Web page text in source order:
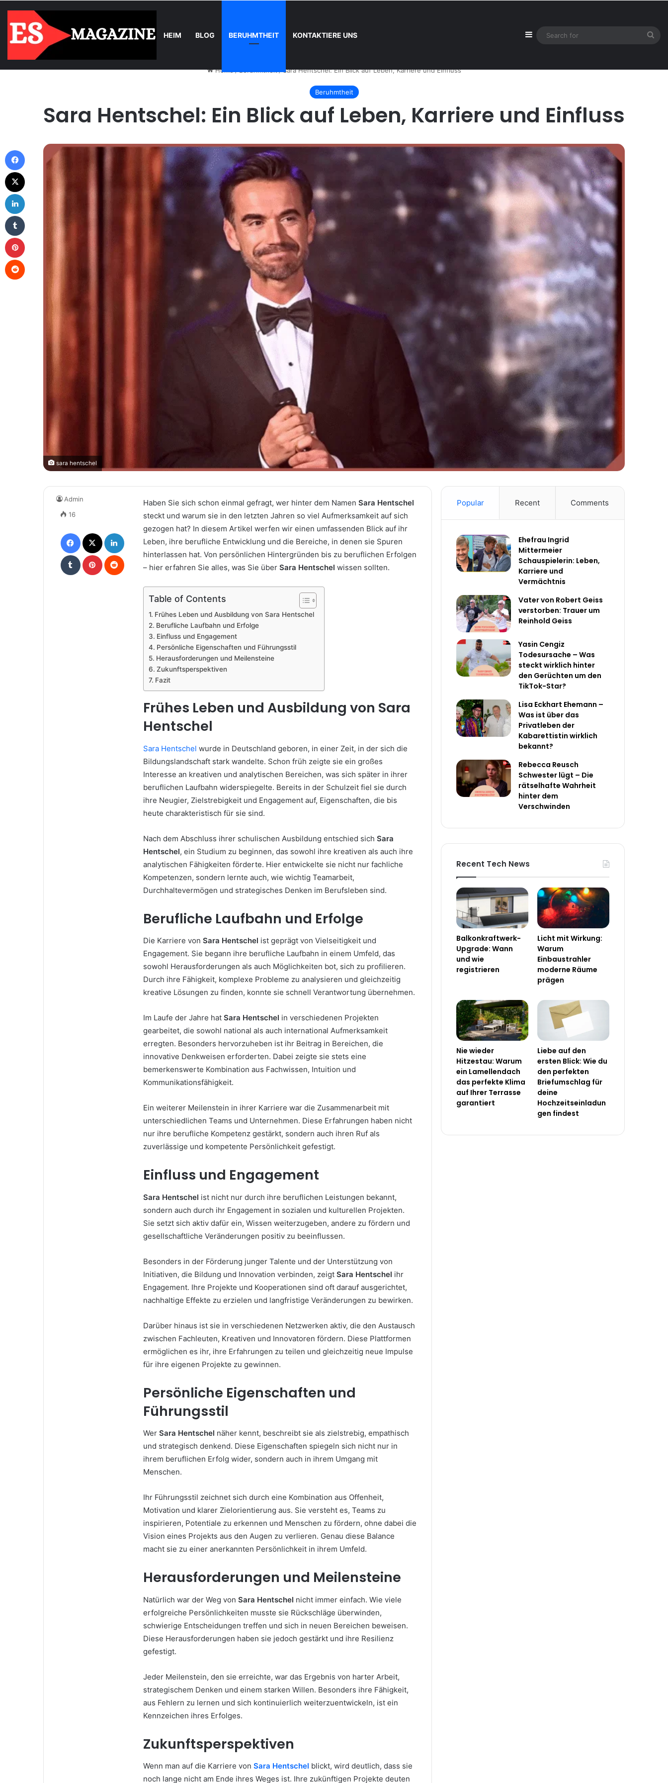
HEIM BLOG BERUHMTHEIT KONTAKTIERE UNS Sidebar
Wednesday, August 5 2026 Trend Balkonkraftwerk-Upgrade: Wann und wie registrieren
Home Sara Hentschel: Ein Blick auf Leben, Karriere und Einfluss
Beruhmtheit
Sara Hentschel: Ein Blick auf Leben, Karriere und Einfluss
sara hentschel
Haben Sie sich schon einmal gefragt, wer hinter dem Namen Sara Hentschel
steckt und warum sie in den letzten Jahren so viel Aufmerksamkeit auf sich
gezogen hat? In diesem Artikel werfen wir einen umfassenden Blick auf ihr
Leben, ihre berufliche Entwicklung und die Bereiche, in denen sie Spuren
hinterlassen hat. Von persönlichen Hintergründen bis zu beruflichen Erfolgen
– hier erfahren Sie alles, was Sie über Sara Hentschel wissen sollten.
Table of Contents
Frühes Leben und Ausbildung von Sara Hentschel
Berufliche Laufbahn und Erfolge
Einfluss und Engagement
Persönliche Eigenschaften und Führungsstil
Herausforderungen und Meilensteine
Zukunftsperspektiven
Fazit
Frühes Leben und Ausbildung von Sara
Hentschel
Sara Hentschel wurde in Deutschland geboren, in einer Zeit, in der sich die
Bildungslandschaft stark wandelte. Schon früh zeigte sie ein großes
Interesse an kreativen und analytischen Bereichen, was sich später in ihrer
beruflichen Laufbahn widerspiegelte. Bereits in der Schulzeit fiel sie durch
ihre Neugier, Zielstrebigkeit und Engagement auf, Eigenschaften, die bis
heute charakteristisch für sie sind.
Nach dem Abschluss ihrer schulischen Ausbildung entschied sich Sara
Hentschel, ein Studium zu beginnen, das sowohl ihre kreativen als auch ihre
analytischen Fähigkeiten förderte. Hier entwickelte sie nicht nur fachliche
Kompetenzen, sondern lernte auch, wie wichtig Teamarbeit,
Durchhaltevermögen und strategisches Denken im Berufsleben sind.
Berufliche Laufbahn und Erfolge
Die Karriere von Sara Hentschel ist geprägt von Vielseitigkeit und
Engagement. Sie begann ihre berufliche Laufbahn in einem Umfeld, das
sowohl Herausforderungen als auch Möglichkeiten bot, sich zu profilieren.
Durch ihre Fähigkeit, komplexe Probleme zu analysieren und gleichzeitig
kreative Lösungen zu finden, konnte sie schnell Verantwortung übernehmen.
Im Laufe der Jahre hat Sara Hentschel in verschiedenen Projekten
gearbeitet, die sowohl national als auch international Aufmerksamkeit
erregten. Besonders hervorzuheben ist ihr Beitrag in Bereichen, die
innovative Denkweisen erforderten. Dabei zeigte sie stets eine
bemerkenswerte Kombination aus Fachwissen, Intuition und
Kommunikationsfähigkeit.
Ein weiterer Meilenstein in ihrer Karriere war die Zusammenarbeit mit
unterschiedlichen Teams und Unternehmen. Diese Erfahrungen haben nicht
nur ihre berufliche Kompetenz gestärkt, sondern auch ihren Ruf als
zuverlässige und kompetente Persönlichkeit gefestigt.
Einfluss und Engagement
Sara Hentschel ist nicht nur durch ihre beruflichen Leistungen bekannt,
sondern auch durch ihr Engagement in sozialen und kulturellen Projekten.
Sie setzt sich aktiv dafür ein, Wissen weiterzugeben, andere zu fördern und
gesellschaftliche Veränderungen positiv zu beeinflussen.
Besonders in der Förderung junger Talente und der Unterstützung von
Initiativen, die Bildung und Innovation verbinden, zeigt Sara Hentschel ihr
Engagement. Ihre Projekte und Kooperationen sind oft darauf ausgerichtet,
nachhaltige Effekte zu erzielen und langfristige Veränderungen zu bewirken.
Darüber hinaus ist sie in verschiedenen Netzwerken aktiv, die den Austausch
zwischen Fachleuten, Kreativen und Innovatoren fördern. Diese Plattformen
ermöglichen es ihr, ihre Erfahrungen zu teilen und gleichzeitig neue Impulse
für ihre eigenen Projekte zu gewinnen.
Persönliche Eigenschaften und
Führungsstil
Wer Sara Hentschel näher kennt, beschreibt sie als zielstrebig, empathisch
und strategisch denkend. Diese Eigenschaften spiegeln sich nicht nur in
ihrem beruflichen Erfolg wider, sondern auch in ihrem Umgang mit
Menschen.
Ihr Führungsstil zeichnet sich durch eine Kombination aus Offenheit,
Motivation und klarer Zielorientierung aus. Sie versteht es, Teams zu
inspirieren, Potentiale zu erkennen und Menschen zu fördern, ohne dabei die
Vision eines Projekts aus den Augen zu verlieren. Genau diese Balance
macht sie zu einer anerkannten Persönlichkeit in ihrem Umfeld.
Herausforderungen und Meilensteine
Natürlich war der Weg von Sara Hentschel nicht immer einfach. Wie viele
erfolgreiche Persönlichkeiten musste sie Rückschläge überwinden,
schwierige Entscheidungen treffen und sich in neuen Bereichen beweisen.
Diese Herausforderungen haben sie jedoch gestärkt und ihre Resilienz
gefestigt.
Jeder Meilenstein, den sie erreichte, war das Ergebnis von harter Arbeit,
strategischem Denken und einem starken Willen. Besonders ihre Fähigkeit,
aus Fehlern zu lernen und sich kontinuierlich weiterzuentwickeln, ist ein
Kennzeichen ihres Erfolges.
Zukunftsperspektiven
Wenn man auf die Karriere von Sara Hentschel blickt, wird deutlich, dass sie
noch lange nicht am Ende ihres Weges ist. Ihre zukünftigen Projekte deuten
Admin
16
Facebook LinkedIn
Tumblr Pinterest
Popular Recent Comments
Ehefrau Ingrid
Mittermeier
Schauspielerin: Leben,
Karriere und
Vermächtnis
Vater von Robert Geiss
verstorben: Trauer um
Reinhold Geiss
Yasin Cengiz
Todesursache – Was
steckt wirklich hinter
den Gerüchten um den
TikTok-Star?
Lisa Eckhart Ehemann –
Was ist über das
Privatleben der
Kabarettistin wirklich
bekannt?
Rebecca Reusch
Schwester lügt – Die
rätselhafte Wahrheit
hinter dem
Verschwinden
Recent Tech News
Balkonkraftwerk-
Upgrade: Wann
und wie
registrieren
Licht mit Wirkung:
Warum
Einbaustrahler
moderne Räume
prägen
Nie wieder
Hitzestau: Warum
ein Lamellendach
das perfekte Klima
auf Ihrer Terrasse
garantiert
Liebe auf den
ersten Blick: Wie du
den perfekten
Briefumschlag für
deine
Hochzeitseinladun
gen findest
Facebook
LinkedIn